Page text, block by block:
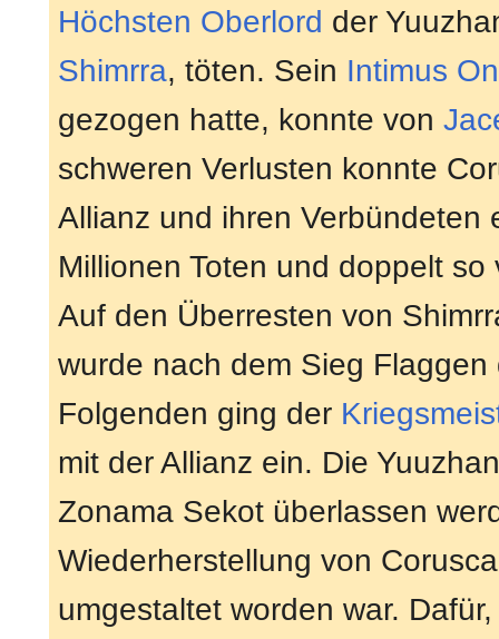
Höchsten Oberlord der
Shimrra, töten. Sein Intimus
gezogen hatte, konnte von
schweren Verlusten konnte
Allianz und ihren Verbündeten
Millionen Toten und doppelt
Auf den Überresten von
wurde nach dem Sieg
Folgenden ging der
mit der Allianz ein. Die
Zonama Sekot überlassen
Wiederherstellung von
umgestaltet worden war.